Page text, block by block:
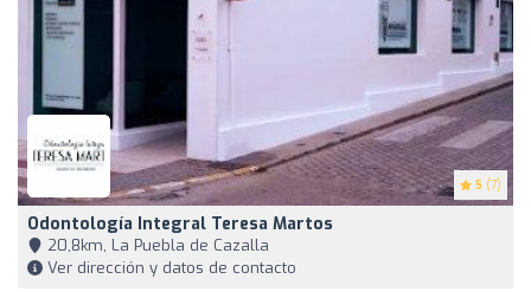
5 (7)
Odontología Integral Teresa Martos
20,8km, La Puebla de Cazalla
Ver dirección y datos de contacto